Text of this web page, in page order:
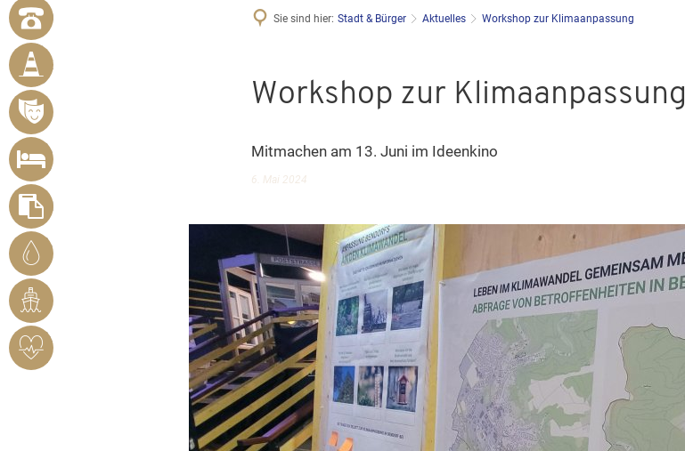
NOTRUFNUMMERN
BÜRGER
MELDEN
MÄNGEL
VERANSTALTUNGSÜBERSICHT
UNTERKUNFT
SUCHEN
FORMULARE
STADTWERKE
BENDORF
RHEINHAFEN
HERZSICHERES
BENDORF
Sie sind hier: Stadt & Bürger Aktuelles Workshop zur Klimaanpassung
Workshop zur Klimaanpassung
Mitmachen am 13. Juni im Ideenkino
6. Mai 2024